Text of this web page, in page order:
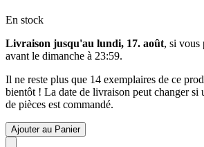
En stock
Livraison jusqu'au lundi, 17. août, si vous
avant le dimanche à 23:59.
Il ne reste plus que 14 exemplaires de ce
bientôt ! La date de livraison peut changer si
de pièces est commandé.
Ajouter au Panier